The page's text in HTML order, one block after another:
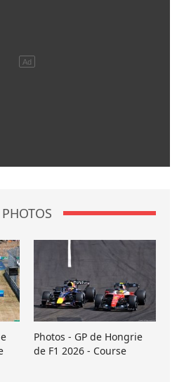
PHOTOS
Photos - GP de Hongrie
de F1 2026 - Course